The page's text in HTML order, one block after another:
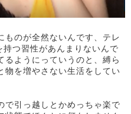
ものが全然ないんです、テレ
つ習性があんまりないんで
ようにっていうのと、縛ら
物を増やさない生活をしてい
で引っ越しとかめっちゃ楽で